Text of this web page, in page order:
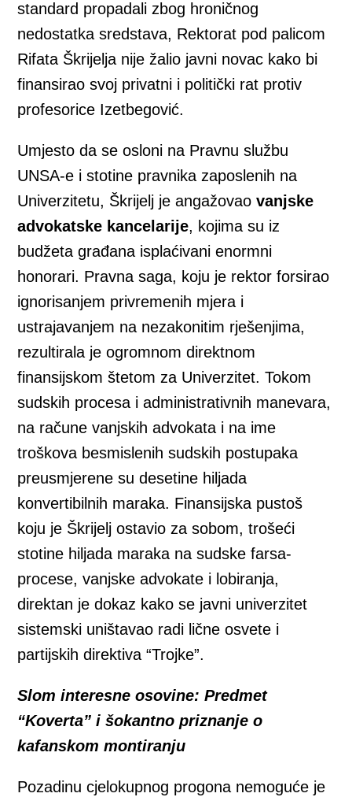
standard propadali zbog hroničnog
nedostatka sredstava, Rektorat pod palicom
Rifata Škrijelja nije žalio javni novac kako bi
finansirao svoj privatni i politički rat protiv
profesorice Izetbegović.
Umjesto da se osloni na Pravnu službu
UNSA-e i stotine pravnika zaposlenih na
Univerzitetu, Škrijelj je angažovaovanjske
advokatske kancelarije, kojima su iz
budžeta građana isplaćivani enormni
honorari. Pravna saga, koju je rektor forsirao
ignorisanjem privremenih mjera i
ustrajavanjem na nezakonitim rješenjima,
rezultirala je ogromnom direktnom
finansijskom štetom za Univerzitet. Tokom
sudskih procesa i administrativnih manevara,
na račune vanjskih advokata i na ime
troškova besmislenih sudskih postupaka
preusmjerene su desetine hiljada
konvertibilnih maraka. Finansijska pustoš
koju je Škrijelj ostavio za sobom, trošeći
stotine hiljada maraka na sudske farsa-
procese, vanjske advokate i lobiranja,
direktan je dokaz kako se javni univerzitet
sistemski uništavao radi lične osvete i
partijskih direktiva “Trojke”.
Slom interesne osovine: Predmet
“Koverta” i šokantno priznanje o
kafanskom montiranju
Pozadinu cjelokupnog progona nemoguće je